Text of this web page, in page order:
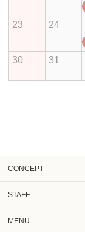
23 24
30 31
CONCEPT
STAFF
MENU